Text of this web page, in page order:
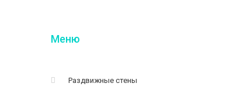
Меню
Раздвижные стены